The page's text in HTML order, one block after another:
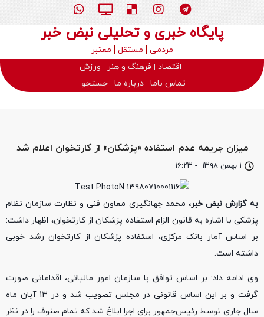
پایگاه خبری و تحلیلی نبض خبر
مردمی مستقل
معتبر
اقتصاد
فرهنگ و هنر
ورزش
تماس باما درباره ما جستجو
۱ بهمن ۱۳۹۸ - ۱۶:۲۳
میزان جریمه عدم استفاده «پزشکان» از کارتخوان اعلام شد
به گزارش نبض خبر، محمد جهانگیری معاون فنی و نظارت سازمان نظام
پزشکی با اشاره به قانون الزام استفاده پزشکان از کارتخوان، اظهار داشت:
بر اساس آمار بانک مرکزی، استفاده پزشکان از کارتخوان رشد خوبی
داشته است.
وی ادامه داد: بر اساس توافق با سازمان امور مالیاتی، اقداماتی صورت
گرفت و بر این اساس قانونی در مجلس تصویب شد و در 13 آبان ماه
سال جاری توسط رئیس‌جمهور برای اجرا ابلاغ شد که تمام صنوف را در نظر